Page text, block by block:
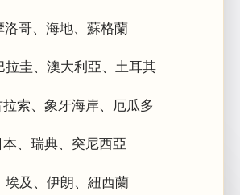
洛哥、海地、蘇格蘭
拉圭、澳大利亞、土耳其
索、象牙海岸、厄瓜多
、瑞典、突尼西亞
埃及、伊朗、紐西蘭